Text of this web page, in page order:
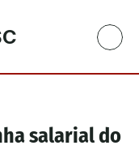
salarial do